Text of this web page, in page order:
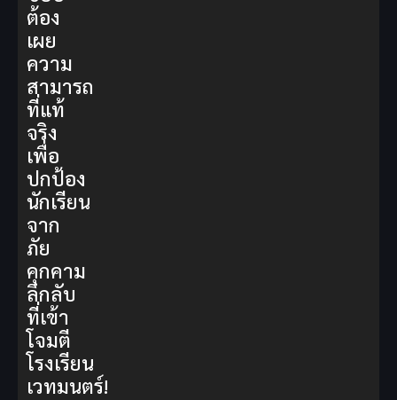
ต้อง
เผย
ความ
สามารถ
ที่แท้
จริง
เพื่อ
ปกป้อง
นักเรียน
จาก
ภัย
คุกคาม
ลึกลับ
ที่เข้า
โจมตี
โรงเรียน
เวทมนตร์!